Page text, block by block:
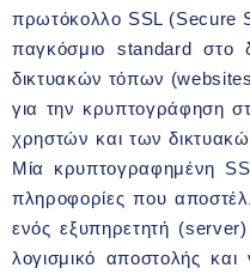
πρωτόκολλο SSL (Secure
παγκόσμιο standard στο
δικτυακών τόπων
για την κρυπτογράφηση
χρηστών και των
Μία κρυπτογραφημένη
πληροφορίες που
ενός εξυπηρετητή
λογισμικό αποστολής